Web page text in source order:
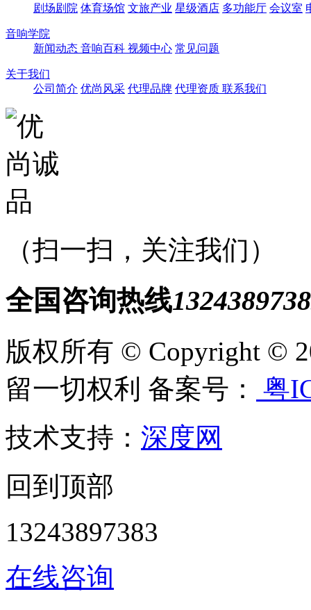
剧场剧院 体育场馆 文旅产业 星级酒店 多功能厅 会议室
音响学院
新闻动态 音响百科 视频中心 常见问题
关于我们
公司简介 优尚风采 代理品牌 代理资质 联系我们
（扫一扫，关注我们）
全国咨询热线
版权所有 © Copyright ©
留一切权利 备案号：
粤
技术支持： 深度网
回到顶部
13243897383
在线咨询